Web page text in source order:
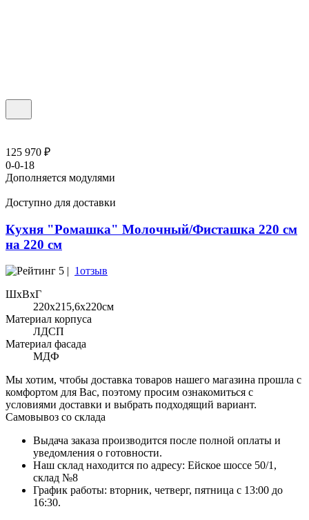
125 970 ₽
0-0-18
Дополняется модулями
Доступно для доставки
Кухня "Ромашка" Молочный/Фисташка 220 см
на 220 см
5 | 1отзыв
ШхВхГ
220x215,6х220см
Материал корпуса
ЛДСП
Материал фасада
МДФ
Мы хотим, чтобы доставка товаров нашего магазина прошла с
комфортом для Вас, поэтому просим ознакомиться с
условиями доставки и выбрать подходящий вариант.
Самовывоз со склада
Выдача заказа производится после полной оплаты и
уведомления о готовности.
Наш склад находится по адресу: Ейское шоссе 50/1,
склад №8
График работы: вторник, четверг, пятница с 13:00 до
16:30.